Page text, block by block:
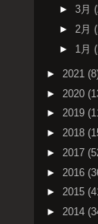
► 3月
► 2月
► 1月
► 2021
► 2020
► 2019
► 2018
► 2017
► 2016
► 2015
► 2014